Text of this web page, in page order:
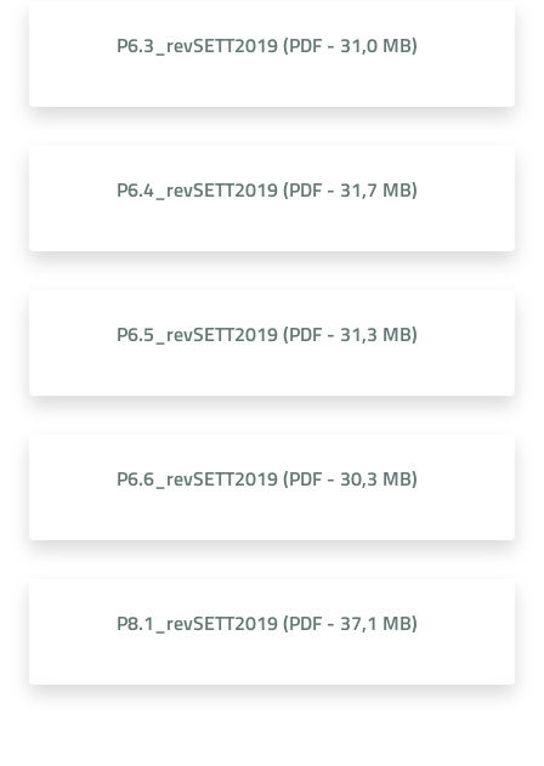
P6.3_revSETT2019(PDF - 31,0 MB)
P6.4_revSETT2019(PDF - 31,7 MB)
P6.5_revSETT2019(PDF - 31,3 MB)
P6.6_revSETT2019(PDF - 30,3 MB)
P8.1_revSETT2019(PDF - 37,1 MB)